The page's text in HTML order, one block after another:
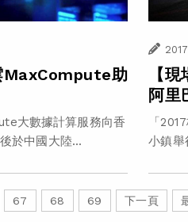
MaxCompute助
大數據計算服務向香
於中國大陸...
【
阿里
「
小鎮舉
67 68 69 下一頁